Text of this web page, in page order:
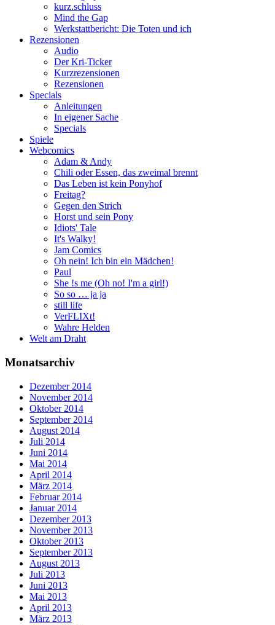
kurz.schluss
Mind the Gap
Werkstattbericht: Die Toten und ich
Rezensionen
Audio
Der Kri-Ticker
Kurzrezensionen
Rezensionen
Specials
Anleitungen
In eigener Sache
Specials
Spiele
Webcomics
Adam & Andy
Chili oder Essen, das zweimal brennt
Das Leben ist kein Ponyhof
Freitag?
Gegen den Strich
Horst und sein Pony
Idiots' Tale
It's Walky!
Jam Comics
Oh nein! Ich bin ein Mädchen!
Paul
She !s me (Oh no! I'm a girl!)
So so … ja ja
still life
VerFLIXt!
Wahre Helden
Welt am Draht
Monatsarchiv
Dezember 2014
November 2014
Oktober 2014
September 2014
August 2014
Juli 2014
Juni 2014
Mai 2014
April 2014
März 2014
Februar 2014
Januar 2014
Dezember 2013
November 2013
Oktober 2013
September 2013
August 2013
Juli 2013
Juni 2013
Mai 2013
April 2013
März 2013